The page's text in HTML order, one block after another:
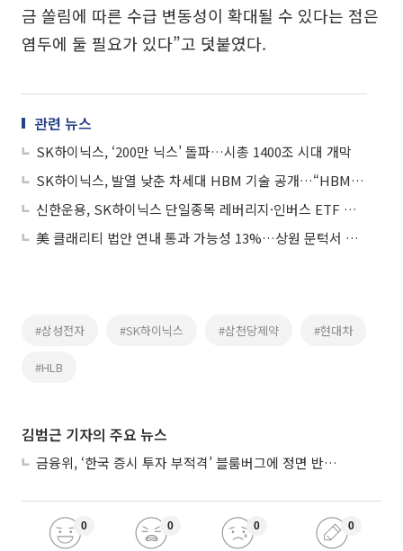
금 쏠림에 따른 수급 변동성이 확대될 수 있다는 점은
염두에 둘 필요가 있다”고 덧붙였다.
관련 뉴스
SK하이닉스, ‘200만 닉스’ 돌파…시총 1400조 시대 개막
SK하이닉스, 발열 낮춘 차세대 HBM 기술 공개…“HBM5부터 적용”
신한운용, SK하이닉스 단일종목 레버리지·인버스 ETF 상장…"단기 투자용"
美 클래리티 법안 연내 통과 가능성 13%…상원 문턱서 제동
#삼성전자 #SK하이닉스 #삼천당제약 #현대차
#HLB
김범근 기자의 주요 뉴스
금융위, ‘한국 증시 투자 부적격’ 블룸버그에 정면 반박…“근거 불분명”
0 0 0 0